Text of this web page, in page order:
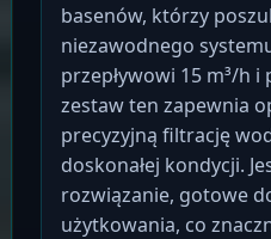
basenów, którzy
niezawodnego
przepływowi 15 m³/h i
zestaw ten zapewnia
precyzyjną filtrację
doskonałej kondycji.
rozwiązanie, gotowe
użytkowania, co